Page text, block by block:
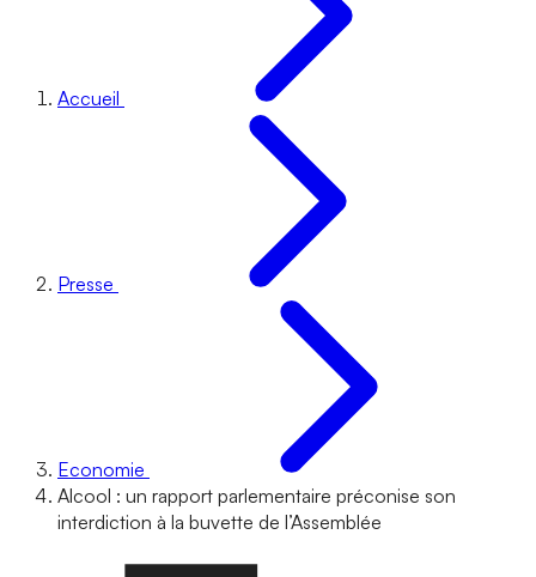
Accueil
Presse
Economie
Alcool : un rapport parlementaire préconise son
interdiction à la buvette de l’Assemblée